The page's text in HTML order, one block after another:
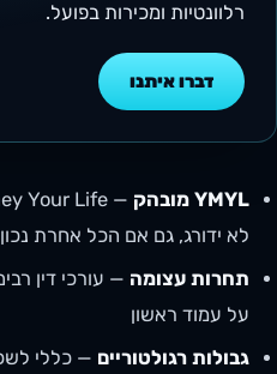
רלוונטיות ומכירות בפועל.
דברו איתנו
YMYL מובהק
לא ידורג, גם אם הכל אחרת נכון
תחרות עצומה
על עמוד ראשון
גבולות רגולטוריים